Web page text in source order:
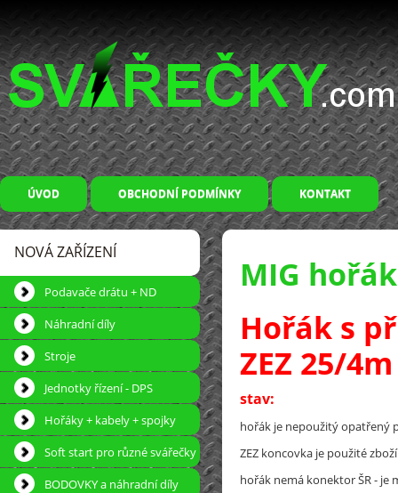
ÚVOD OBCHODNÍ PODMÍNKY KONTAKT
NOVÁ ZAŘÍZENÍ
Podavače drátu + ND
Náhradní díly
Stroje
Jednotky řízení - DPS
Hořáky + kabely + spojky
Soft start pro různé svářečky
BODOVKY a náhradní díly
MIG
Hořák s
ZEZ 25/
stav:
hořák je nepoužitý opatřený
ZEZ koncovka je použité zboží
hořák nemá konektor ŠR - je